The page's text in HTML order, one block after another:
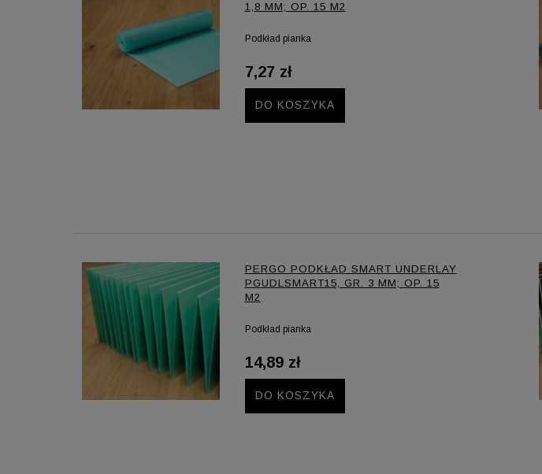
1,8 MM; OP. 15 M2
Podkład pianka
7,27 zł
DO KOSZYKA
PERGO PODKŁAD SMART UNDERLAY
PGUDLSMART15, GR. 3 MM; OP. 15
M2
Podkład pianka
14,89 zł
DO KOSZYKA